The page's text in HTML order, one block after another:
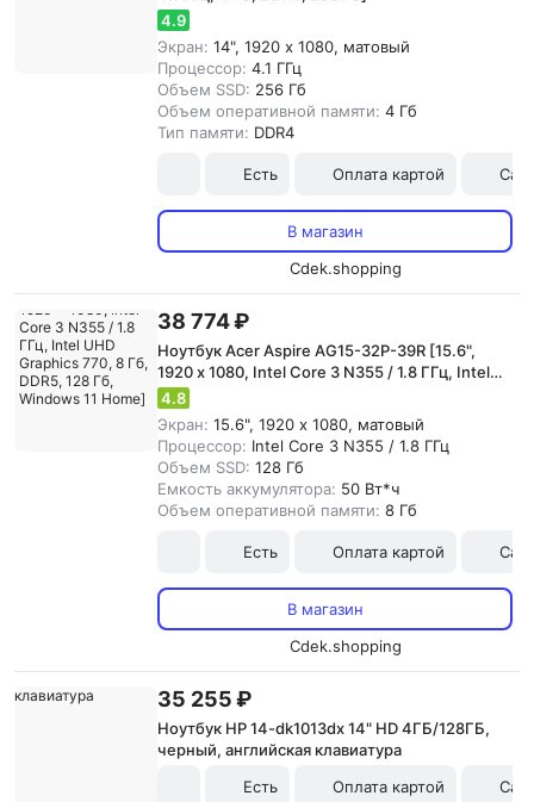
4.9
Экран: 14", 1920 x 1080, матовый
Процессор: 4.1 ГГц
Объем SSD: 256 Гб
Объем оперативной памяти: 4 Гб
Тип памяти: DDR4
Есть Оплата картой
В магазин
Cdek.shopping
38 774 ₽
Ноутбук Acer Aspire AG15-32P-39R [15.6",
1920 x 1080, Intel Core 3 N355 / 1.8 ГГц, Intel
UHD Graphics 770, 8 Гб, DDR5, 128 Гб,
Windows 11 Home]
4.8
Экран: 15.6", 1920 x 1080, матовый
Процессор: Intel Core 3 N355 / 1.8 ГГц
Объем SSD: 128 Гб
Емкость аккумулятора: 50 Вт*ч
Объем оперативной памяти: 8 Гб
Есть Оплата картой
В магазин
Cdek.shopping
35 255 ₽
Ноутбук HP 14-dk1013dx 14" HD 4ГБ/128ГБ,
черный, английская клавиатура
Есть
Оплата картой